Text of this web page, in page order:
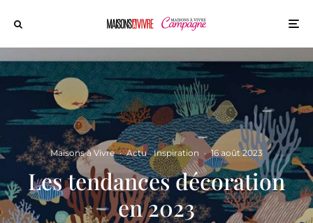
Maisons à Vivre · Actu Inspiration · 16 août 2023
Les tendances décoration
en 2023